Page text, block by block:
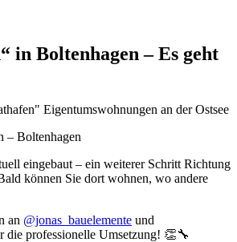
in Boltenhagen – Es geht
– Boltenhagen
eingebaut – ein weiterer Schritt Richtung
können Sie dort wohnen, wo andere
an @jonas_bauelemente und
die professionelle Umsetzung! 👏🔧